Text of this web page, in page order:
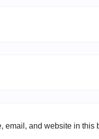
email, and website in this